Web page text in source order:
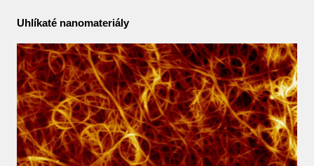
Uhlíkaté nanomateriály